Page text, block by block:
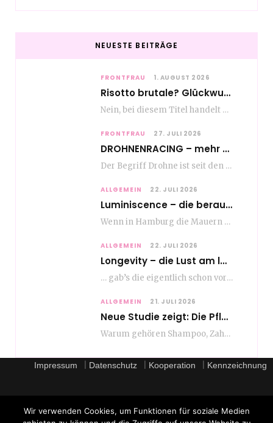
NEUESTE BEITRÄGE
FRONTFRAU 1. AUGUST 2026
Risotto brutale? Glückwunsch Axel Milberg zum 70. Geburtstag
Nein, bei diesem Titel handelt es sich nicht um eine Kochshow, oder vielleicht doch etwas.…
FRONTFRAU 27. JULI 2026
DROHNENRACING – mehr als ein hipper Nischensport
Der Begriff Drohne ist seit den andauernden weltweiten Kriegshandlungen seit Jahren in aller Munde. Und…
ALLGEMEIN 22. JULI 2026
Luminiscence – die berauschende Macht von klingenden Bildern
Wenn in Hamburg die Mauern zu sprechen beginnen, dann ist es die unverwechselbare, tiefsonore Stimme…
ALLGEMEIN 22. JULI 2026
Longevity – die Lust am langen Leben
… gab’s die eigentlich schon vor Erfindung des ultimativen Trends? Keine Ahnung – ich glaube,…
ALLGEMEIN 21. JULI 2026
Neue Studie zeigt: Die Pflegeroutine gibt dem Alltag Struktur
Warum gehören Shampoo, Zahnpasta oder Gesichtscreme für die meisten Menschen in Europa ganz selbstverständlich zum…
Impressum Datenschutz Kooperation Kennzeichnung
Wir verwenden Cookies, um Funktionen für soziale Medien